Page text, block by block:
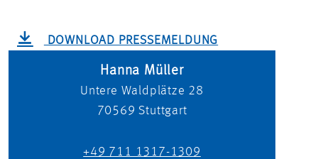
DOWNLOAD PRESSEMELDUNG
Hanna Müller
Untere Waldplätze 28
70569 Stuttgart
+49 711 1317-1309